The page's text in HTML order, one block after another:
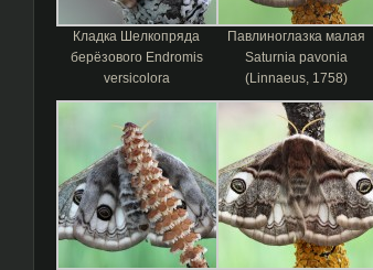
Кладка Шелкопряда
берёзового Endromis
versicolora
Павлиноглазка малая
Saturnia pavonia
(Linnaeus, 1758)